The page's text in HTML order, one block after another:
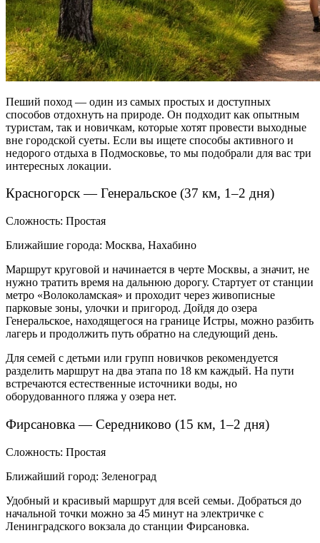
Пеший поход — один из самых простых и доступных
способов отдохнуть на природе. Он подходит как опытным
туристам, так и новичкам, которые хотят провести выходные
вне городской суеты. Если вы ищете способы активного и
недорого отдыха в Подмосковье, то мы подобрали для вас три
интересных локации.
Красногорск — Генеральское (37 км, 1–2 дня)
Сложность: Простая
Ближайшие города: Москва, Нахабино
Маршрут круговой и начинается в черте Москвы, а значит, не
нужно тратить время на дальнюю дорогу. Стартует от станции
метро «Волоколамская» и проходит через живописные
парковые зоны, улочки и пригород. Дойдя до озера
Генеральское, находящегося на границе Истры, можно разбить
лагерь и продолжить путь обратно на следующий день.
Для семей с детьми или групп новичков рекомендуется
разделить маршрут на два этапа по 18 км каждый. На пути
встречаются естественные источники воды, но
оборудованного пляжа у озера нет.
Фирсановка — Середниково (15 км, 1–2 дня)
Сложность: Простая
Ближайший город: Зеленоград
Удобный и красивый маршрут для всей семьи. Добраться до
начальной точки можно за 45 минут на электричке с
Ленинградского вокзала до станции Фирсановка.